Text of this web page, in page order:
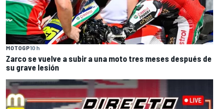
MOTOGP10 h
Zarco se vuelve a subir a una moto tres meses después de
su grave lesión